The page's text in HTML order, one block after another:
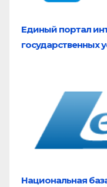
Единый портал
государственных
Национальная